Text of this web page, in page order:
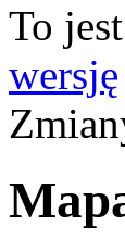
To
wersję